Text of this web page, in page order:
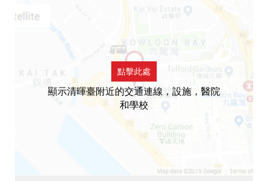
點擊此處
顯示清暉臺附近的交通連線，設施，醫院
和學校